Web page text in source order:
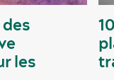
les